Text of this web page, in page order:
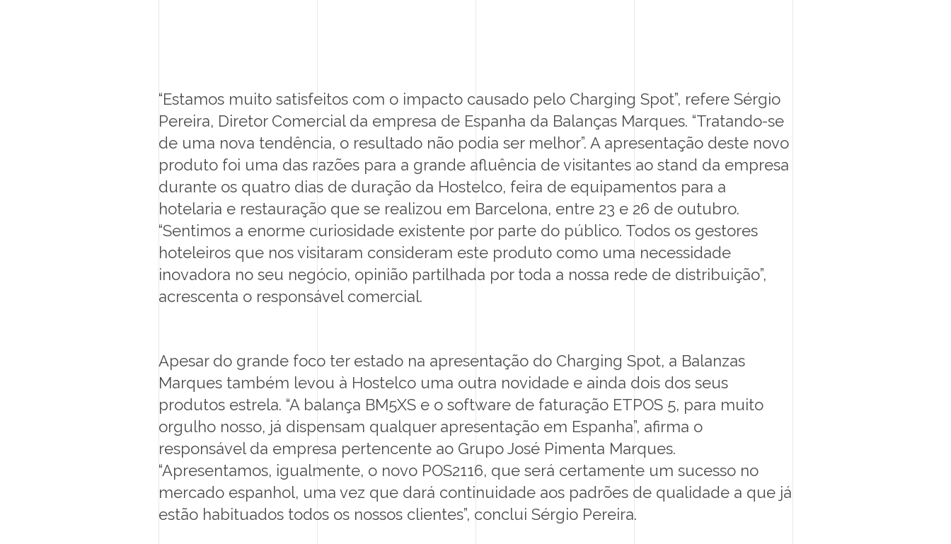
MARQUES ACADEMY
PT
“Estamos muito satisfeitos com o impacto causado pelo Charging Spot”, refere Sérgio
Pereira, Diretor Comercial da empresa de Espanha da Balanças Marques. “Tratando-se
de uma nova tendência, o resultado não podia ser melhor”. A apresentação deste novo
produto foi uma das razões para a grande afluência de visitantes ao stand da empresa
durante os quatro dias de duração da Hostelco, feira de equipamentos para a
hotelaria e restauração que se realizou em Barcelona, entre 23 e 26 de outubro.
“Sentimos a enorme curiosidade existente por parte do público. Todos os gestores
hoteleiros que nos visitaram consideram este produto como uma necessidade
inovadora no seu negócio, opinião partilhada por toda a nossa rede de distribuição”,
acrescenta o responsável comercial.
Apesar do grande foco ter estado na apresentação do Charging Spot, a Balanzas
Marques também levou à Hostelco uma outra novidade e ainda dois dos seus
produtos estrela. “A balança BM5XS e o software de faturação ETPOS 5, para muito
orgulho nosso, já dispensam qualquer apresentação em Espanha”, afirma o
responsável da empresa pertencente ao Grupo José Pimenta Marques.
“Apresentamos, igualmente, o novo POS2116, que será certamente um sucesso no
mercado espanhol, uma vez que dará continuidade aos padrões de qualidade a que já
estão habituados todos os nossos clientes”, conclui Sérgio Pereira.